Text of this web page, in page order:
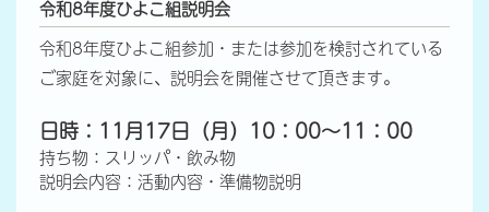
令和8年度ひよこ組説明会
令和8年度ひよこ組参加・または参加を検討されている
ご家庭を対象に、説明会を開催させて頂きます。
日時：11月17日（月）10：00～11：00
持ち物：スリッパ・飲み物
説明会内容：活動内容・準備物説明